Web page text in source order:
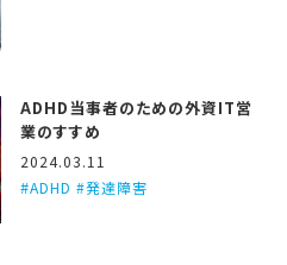
ADHD当事者のための外資IT営
業のすすめ
2024.03.11
ADHD #発達障害